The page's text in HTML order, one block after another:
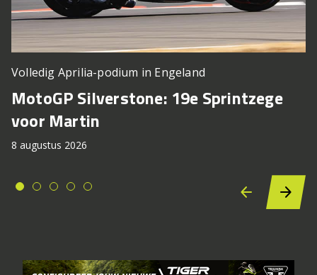
Volledig Aprilia-podium in Engeland
MotoGP Silverstone: 19e Sprintzege
voor Martin
8 augustus 2026